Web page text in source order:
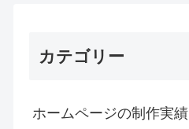
カテゴリー
ホームページの制作実績